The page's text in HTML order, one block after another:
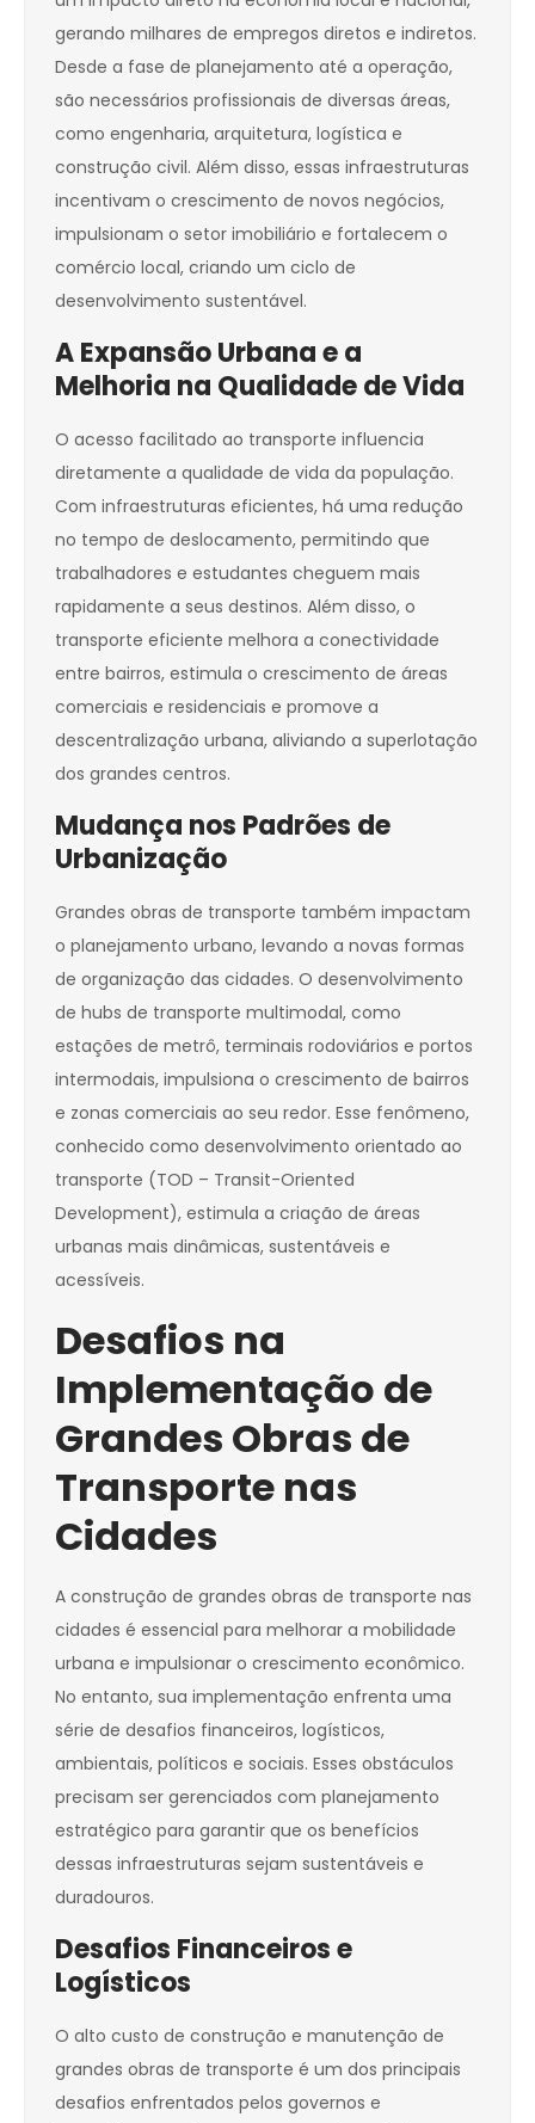
gerando milhares de empregos diretos e indiretos.
Desde a fase de planejamento até a operação,
são necessários profissionais de diversas áreas,
como engenharia, arquitetura, logística e
construção civil. Além disso, essas infraestruturas
incentivam o crescimento de novos negócios,
impulsionam o setor imobiliário e fortalecem o
comércio local, criando um ciclo de
desenvolvimento sustentável.
A Expansão Urbana e a
Melhoria na Qualidade de Vida
O acesso facilitado ao transporte influencia
diretamente a qualidade de vida da população.
Com infraestruturas eficientes, há uma redução
no tempo de deslocamento, permitindo que
trabalhadores e estudantes cheguem mais
rapidamente a seus destinos. Além disso, o
transporte eficiente melhora a conectividade
entre bairros, estimula o crescimento de áreas
comerciais e residenciais e promove a
descentralização urbana, aliviando a superlotação
dos grandes centros.
Mudança nos Padrões de
Urbanização
Grandes obras de transporte também impactam
o planejamento urbano, levando a novas formas
de organização das cidades. O desenvolvimento
de hubs de transporte multimodal, como
estações de metrô, terminais rodoviários e portos
intermodais, impulsiona o crescimento de bairros
e zonas comerciais ao seu redor. Esse fenômeno,
conhecido como desenvolvimento orientado ao
transporte (TOD – Transit-Oriented
Development), estimula a criação de áreas
urbanas mais dinâmicas, sustentáveis e
acessíveis.
Desafios na
Implementação de
Grandes Obras de
Transporte nas
Cidades
A construção de grandes obras de transporte nas
cidades é essencial para melhorar a mobilidade
urbana e impulsionar o crescimento econômico.
No entanto, sua implementação enfrenta uma
série de desafios financeiros, logísticos,
ambientais, políticos e sociais. Esses obstáculos
precisam ser gerenciados com planejamento
estratégico para garantir que os benefícios
dessas infraestruturas sejam sustentáveis e
duradouros.
Desafios Financeiros e
Logísticos
O alto custo de construção e manutenção de
grandes obras de transporte é um dos principais
desafios enfrentados pelos governos e